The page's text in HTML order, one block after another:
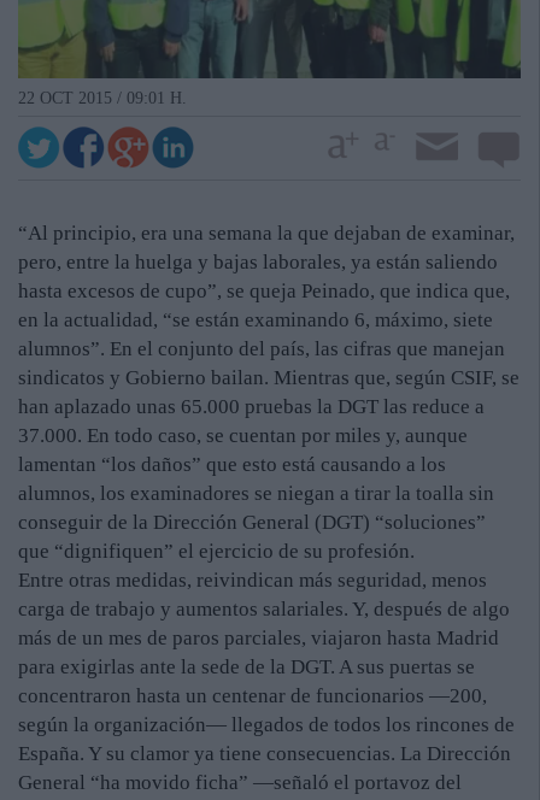
22 OCT 2015 / 09:01 H.
“Al principio, era una semana la que dejaban de examinar,
pero, entre la huelga y bajas laborales, ya están saliendo
hasta excesos de cupo”, se queja Peinado, que indica que,
en la actualidad, “se están examinando 6, máximo, siete
alumnos”. En el conjunto del país, las cifras que manejan
sindicatos y Gobierno bailan. Mientras que, según CSIF, se
han aplazado unas 65.000 pruebas la DGT las reduce a
37.000. En todo caso, se cuentan por miles y, aunque
lamentan “los daños” que esto está causando a los
alumnos, los examinadores se niegan a tirar la toalla sin
conseguir de la Dirección General (DGT) “soluciones”
que “dignifiquen” el ejercicio de su profesión.
Entre otras medidas, reivindican más seguridad, menos
carga de trabajo y aumentos salariales. Y, después de algo
más de un mes de paros parciales, viajaron hasta Madrid
para exigirlas ante la sede de la DGT. A sus puertas se
concentraron hasta un centenar de funcionarios —200,
según la organización— llegados de todos los rincones de
España. Y su clamor ya tiene consecuencias. La Dirección
General “ha movido ficha” —señaló el portavoz del